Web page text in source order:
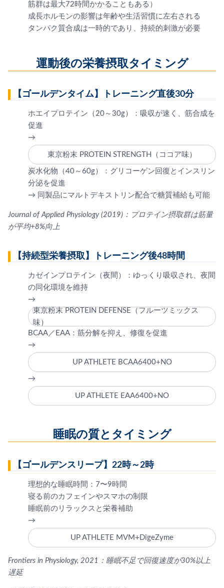
筋群は最大72時間かかることもある）
成長ホルモンの影響は年齢や生活習慣に左右される
タンパク質合成は一時的であり、持続的刺激が必要
運動後の栄養摂取タイミング
【ゴールデンタイム】トレーニング直後30分
ホエイプロテイン（20～30g）：吸収が速く、筋合成を
促進
→
東京粉末 PROTEIN STRENGTH（ココア味）
炭水化物（40～60g）：グリコーゲン回復とインスリン
分泌を促進
→ 同製品にマルトデキストリン配合で糖質補給も可能
Journal of Applied Physiology (2019)：プロテイン摂取群は筋量
が平均+8%向上
【持続型栄養摂取】トレーニング後48時間
カゼインプロテイン（夜間）：ゆっくり吸収され、夜間
の同化環境を維持
→
東京粉末 PROTEIN DEFENSE（フルーツミックス
味）
BCAA／EAA：筋分解を抑え、修復を促進
→
UP ATHLETE BCAA6400+NO
→
UP ATHLETE EAA6400+NO
睡眠の質とタイミング
【ゴールデンスリープ】22時～2時
理想的な睡眠時間：7〜9時間
寝る前のカフェインやスマホの制限
睡眠前のリラックスと栄養補助
→
UP ATHLETE MVM+DigeZyme
Frontiers in Physiology, 2021：睡眠不足で回復速度が30%以上
遅延